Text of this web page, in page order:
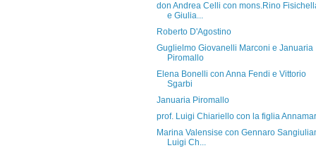
don Andrea Celli con mons.Rino
e Giulia...
Roberto D'Agostino
Guglielmo Giovanelli Marconi e Januaria
Piromallo
Elena Bonelli con Anna Fendi e Vittorio
Sgarbi
Januaria Piromallo
prof. Luigi Chiariello con la figlia
Marina Valensise con Gennaro
Luigi Ch...